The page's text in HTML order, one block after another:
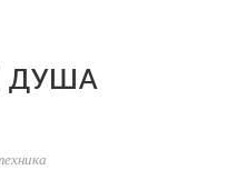
ДУША